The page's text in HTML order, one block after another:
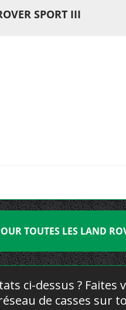
SPORT III
TOUTES LES LAND
ci-dessus ? Faites
de casses sur